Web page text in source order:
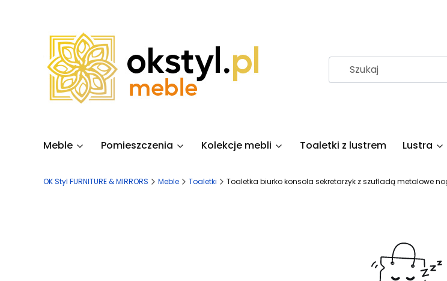
Meble Pomieszczenia Kolekcje mebli Toaletki z lustrem Lustra
OK Styl FURNITURE & MIRRORS Meble Toaletki Toaletka biurko konsola sekretarzyk z szufladą metalowe